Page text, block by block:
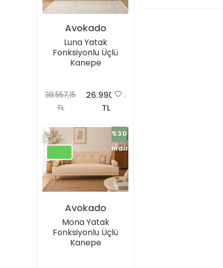
Avokado
Luna Yatak
Fonksiyonlu Üçlü
Kanepe
38.557,15
TL
26.990,00
TL
%30
indirimli
Avokado
Mona Yatak
Fonksiyonlu Üçlü
Kanepe